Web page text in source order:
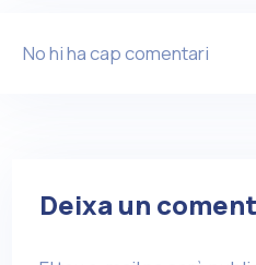
No hi ha cap comentari
Deixa un